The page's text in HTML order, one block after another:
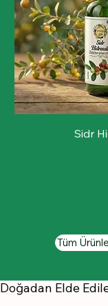
Sidr
Tüm
Doğadan Elde